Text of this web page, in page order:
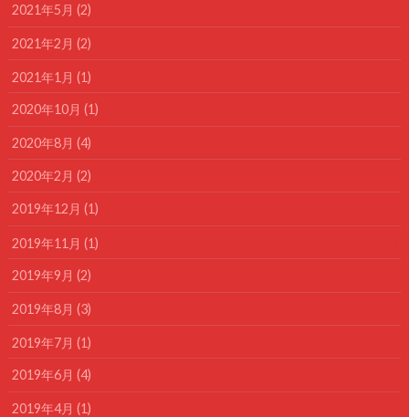
2021年5月 (2)
2021年2月 (2)
2021年1月 (1)
2020年10月 (1)
2020年8月 (4)
2020年2月 (2)
2019年12月 (1)
2019年11月 (1)
2019年9月 (2)
2019年8月 (3)
2019年7月 (1)
2019年6月 (4)
2019年4月 (1)